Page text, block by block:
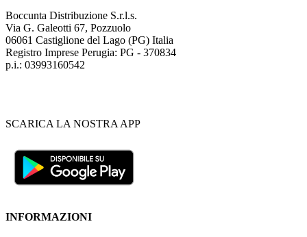
Boccunta Distribuzione S.r.l.s.
Via G. Galeotti 67, Pozzuolo
06061 Castiglione del Lago (PG) Italia
Registro Imprese Perugia: PG - 370834
p.i.: 03993160542
SCARICA LA NOSTRA APP
INFORMAZIONI